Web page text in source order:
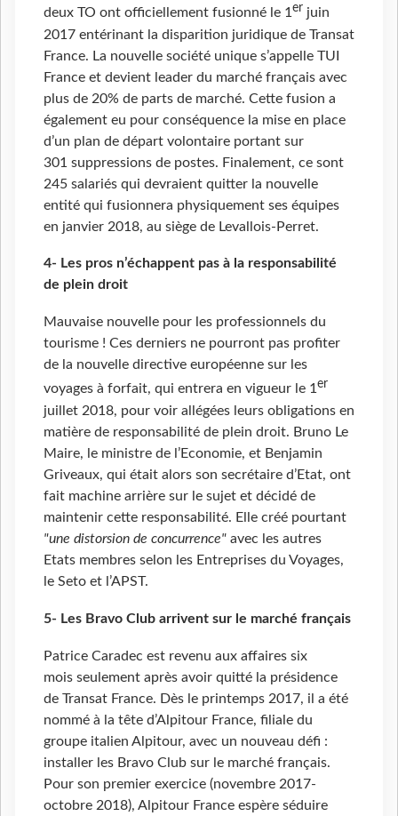
deux TO ont officiellement fusionné le 1er juin
2017 entérinant la disparition juridique de Transat
France. La nouvelle société unique s’appelle TUI
France et devient leader du marché français avec
plus de 20% de parts de marché. Cette fusion a
également eu pour conséquence la mise en place
d’un plan de départ volontaire portant sur
301 suppressions de postes. Finalement, ce sont
245 salariés qui devraient quitter la nouvelle
entité qui fusionnera physiquement ses équipes
en janvier 2018, au siège de Levallois-Perret.
4- Les pros n’échappent pas à la responsabilité
de plein droit
Mauvaise nouvelle pour les professionnels du
tourisme ! Ces derniers ne pourront pas profiter
de la nouvelle directive européenne sur les
voyages à forfait, qui entrera en vigueur le 1er
juillet 2018, pour voir allégées leurs obligations en
matière de responsabilité de plein droit. Bruno Le
Maire, le ministre de l’Economie, et Benjamin
Griveaux, qui était alors son secrétaire d’Etat, ont
fait machine arrière sur le sujet et décidé de
maintenir cette responsabilité. Elle créé pourtant
"une distorsion de concurrence" avec les autres
Etats membres selon les Entreprises du Voyages,
le Seto et l’APST.
5- Les Bravo Club arrivent sur le marché français
Patrice Caradec est revenu aux affaires six
mois seulement après avoir quitté la présidence
de Transat France. Dès le printemps 2017, il a été
nommé à la tête d’Alpitour France, filiale du
groupe italien Alpitour, avec un nouveau défi :
installer les Bravo Club sur le marché français.
Pour son premier exercice (novembre 2017-
octobre 2018), Alpitour France espère séduire